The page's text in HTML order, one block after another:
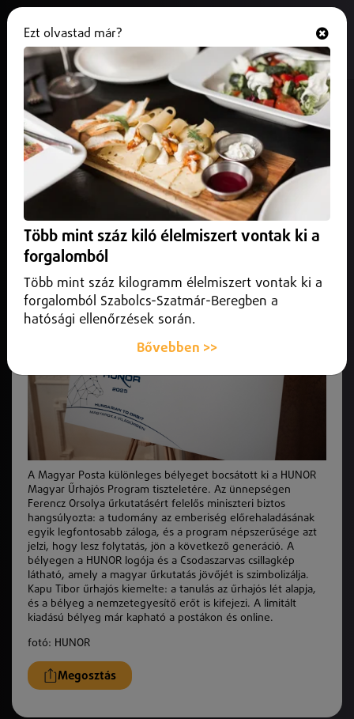
Különleges bélyeggel tiszteleg a
Magyar Posta a HUNOR Magyar
Űrhajós Program előtt
2025. szeptember 03. Belföld
A Magyar Posta különleges bélyeget bocsátott ki a HUNOR
A Magyar Posta különleges bélyeget bocsátott ki a HUNOR
Magyar Űrhajós Program tiszteletére. Az ünnepségen
Ferencz Orsolya űrkutatásért felelős miniszteri biztos
hangsúlyozta: a tudomány az emberiség előrehaladásának
egyik legfontosabb záloga, és a program népszerűsége azt
jelzi, hogy lesz folytatás, jön a következő generáció. A
bélyegen a HUNOR logója és a Csodaszarvas csillagkép
látható, amely a magyar űrkutatás jövőjét is szimbolizálja.
Kapu Tibor űrhajós kiemelte: a tanulás az űrhajós lét alapja,
és a bélyeg a nemzetegyesítő erőt is kifejezi. A limitált
kiadású bélyeg már kapható a postákon és online.
fotó: HUNOR
Megosztás
Ezt olvastad már?
Több mint száz kiló élelmiszert vontak ki a
forgalomból
Több mint száz kilogramm élelmiszert vontak ki a
forgalomból Szabolcs-Szatmár-Beregben a
hatósági ellenőrzések során.
Bővebben >>